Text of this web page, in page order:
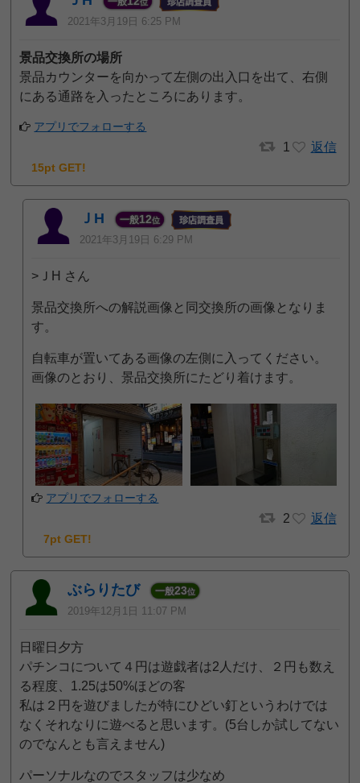
位
2021年3月19日 6:25 PM
景品交換所の場所
景品カウンターを向かって左側の出入口を出て、右側
にある通路を入ったところにあります。
アプリでフォローする
1 返信
15pt GET!
ＪH 一般12位
2021年3月19日 6:29 PM
>ＪH さん
景品交換所への解説画像と同交換所の画像となりま
す。
自転車が置いてある画像の左側に入ってください。
画像のとおり、景品交換所にたどり着けます。
アプリでフォローする
2 返信
7pt GET!
ぶらりたび 一般23位
2019年12月1日 11:07 PM
日曜日夕方
パチンコについて４円は遊戯者は2人だけ、２円も数え
る程度、1.25は50%ほどの客
私は２円を遊びましたが特にひどい釘というわけでは
なくそれなりに遊べると思います。(5台しか試してない
のでなんとも言えません)
パーソナルなのでスタッフは少なめ